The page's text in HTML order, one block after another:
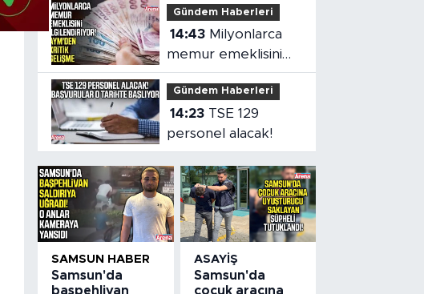
teklif
Gündem Haberleri
14:43
memur emeklisini
ilgilendiriyor!
Gündem Haberleri
14:23
personel alacak!
SAMSUN HABER
Samsun'da
başpehlivan
ASAYIŞ
Samsun'da
çocuk aracına